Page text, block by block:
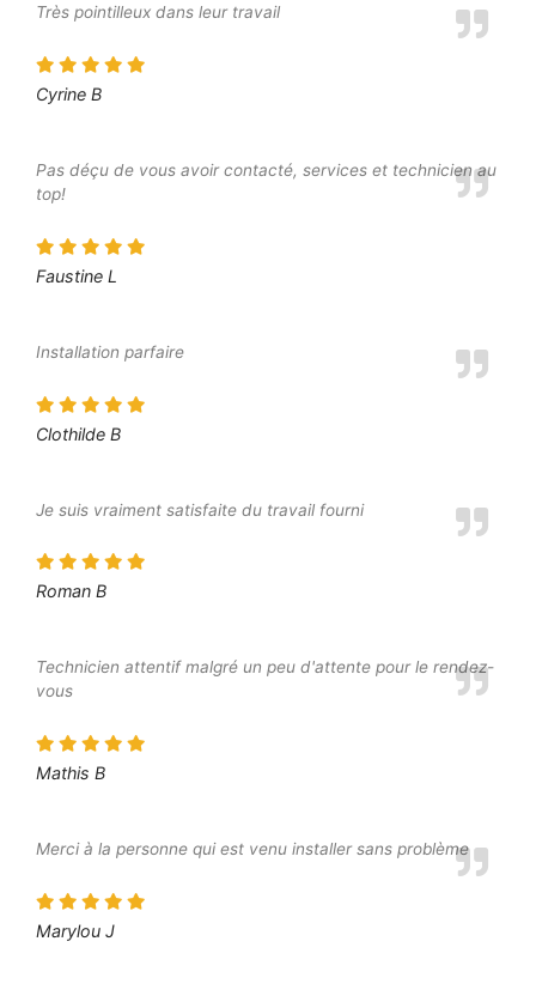
Très pointilleux dans leur travail
Cyrine B
Pas déçu de vous avoir contacté, services et technicien au
top!
Faustine L
Installation parfaire
Clothilde B
Je suis vraiment satisfaite du travail fourni
Roman B
Technicien attentif malgré un peu d'attente pour le rendez-
vous
Mathis B
Merci à la personne qui est venu installer sans problème
Marylou J